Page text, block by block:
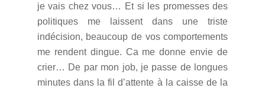
je vais chez vous… Et si les promesses des
politiques me laissent dans une triste
indécision, beaucoup de vos comportements
me rendent dingue. Ca me donne envie de
crier… De par mon job, je passe de longues
minutes dans la fil d’attente à la caisse de la